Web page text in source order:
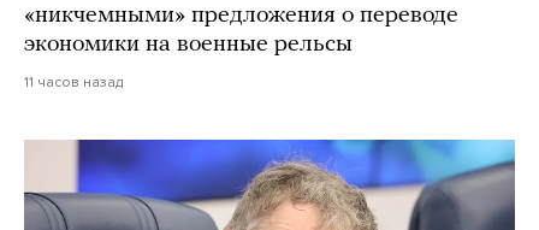
«никчемными» предложения о переводе
экономики на военные рельсы
11 часов назад